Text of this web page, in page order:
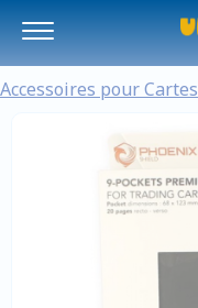
Accessoires pour Cartes